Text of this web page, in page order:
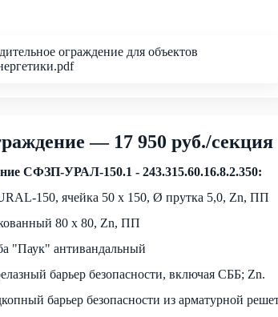
ограждение для объектов
— 17 950 руб./секция
СФЗП-УРАЛ-150.1 - 243.315.60.16.8.2.350:
150, ячейка 50 х 150, Ø прутка 5,0, Zn, ПП
80 х 80, Zn, ПП
"Паук" антивандальный
барьер безопасности, включая СББ; Zn.
барьер безопасности из арматурной